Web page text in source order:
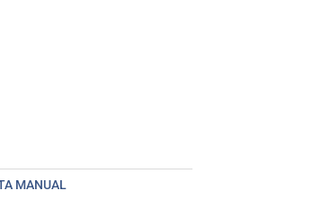
MANUAL